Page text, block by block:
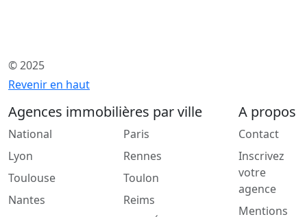
© 2025
Revenir en haut
Agences immobilières par ville
National
Lyon
Toulouse
Nantes
Paris
Rennes
Toulon
Reims
A propos
Contact
Inscrivez
votre
agence
Mentions